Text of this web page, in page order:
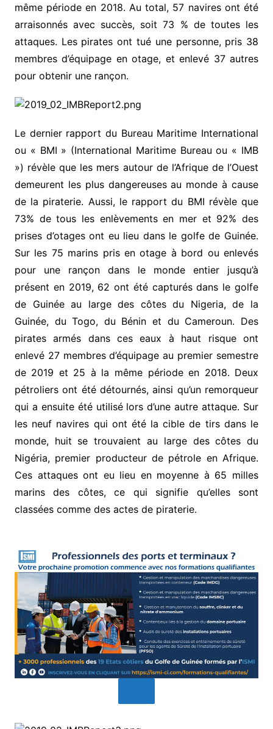
même période en 2018. Au total, 57 navires ont été
arraisonnés avec succès, soit 73 % de toutes les
attaques. Les pirates ont tué une personne, pris 38
membres d’équipage en otage, et enlevé 37 autres
pour obtenir une rançon.
Le dernier rapport du Bureau Maritime International
ou « BMI » (International Maritime Bureau ou « IMB
») révèle que les mers autour de l’Afrique de l’Ouest
demeurent les plus dangereuses au monde à cause
de la piraterie. Aussi, le rapport du BMI révèle que
73% de tous les enlèvements en mer et 92% des
prises d’otages ont eu lieu dans le golfe de Guinée.
Sur les 75 marins pris en otage à bord ou enlevés
pour une rançon dans le monde entier jusqu’à
présent en 2019, 62 ont été capturés dans le golfe
de Guinée au large des côtes du Nigeria, de la
Guinée, du Togo, du Bénin et du Cameroun. Des
pirates armés dans ces eaux à haut risque ont
enlevé 27 membres d’équipage au premier semestre
de 2019 et 25 à la même période en 2018. Deux
pétroliers ont été détournés, ainsi qu’un remorqueur
qui a ensuite été utilisé lors d’une autre attaque. Sur
les neuf navires qui ont été la cible de tirs dans le
monde, huit se trouvaient au large des côtes du
Nigéria, premier producteur de pétrole en Afrique.
Ces attaques ont eu lieu en moyenne à 65 milles
marins des côtes, ce qui signifie qu’elles sont
classées comme des actes de piraterie.